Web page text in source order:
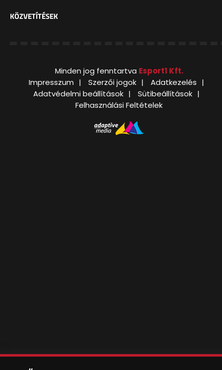
KÖZVETÍTÉSEK
Minden jog fenntartva Esport1 Kft.
Impresszum
Szerzői jogok
Adatkezelés
Adatvédelmi beállítások
Sütibeállítások
Felhasználási Feltételek